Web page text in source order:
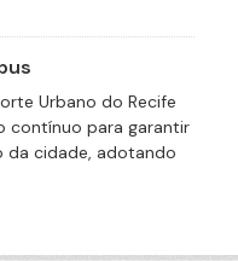
Urbano do Recife
contínuo para garantir
da cidade, adotando